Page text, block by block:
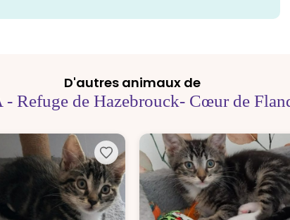
D'autres animaux de
- Refuge de Hazebrouck- Cœur de